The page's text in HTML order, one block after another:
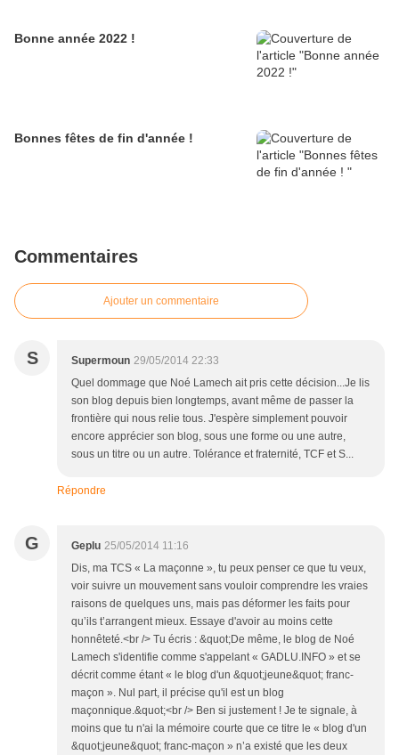
Bonne année 2022 !
Bonnes fêtes de fin d'année !
Commentaires
Ajouter un commentaire
S Supermoun 29/05/2014 22:33
Quel dommage que Noé Lamech ait pris cette décision...Je lis
son blog depuis bien longtemps, avant même de passer la
frontière qui nous relie tous. J'espère simplement pouvoir
encore apprécier son blog, sous une forme ou une autre,
sous un titre ou un autre. Tolérance et fraternité, TCF et S...
Répondre
G Geplu 25/05/2014 11:16
Dis, ma TCS « La maçonne », tu peux penser ce que tu veux,
voir suivre un mouvement sans vouloir comprendre les vraies
raisons de quelques uns, mais pas déformer les faits pour
qu’ils t’arrangent mieux. Essaye d'avoir au moins cette
honnêteté.<br /> Tu écris : &quot;De même, le blog de Noé
Lamech s'identifie comme s'appelant « GADLU.INFO » et se
décrit comme étant « le blog d'un &quot;jeune&quot; franc-
maçon ». Nul part, il précise qu'il est un blog
maçonnique.&quot;<br /> Ben si justement ! Je te signale, à
moins que tu n'ai la mémoire courte que ce titre le « blog d'un
&quot;jeune&quot; franc-maçon » n’a existé que les deux